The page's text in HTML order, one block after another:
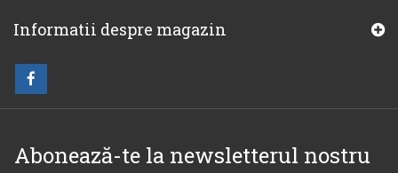
Informatii despre magazin
Abonează-te la newsletterul nostru